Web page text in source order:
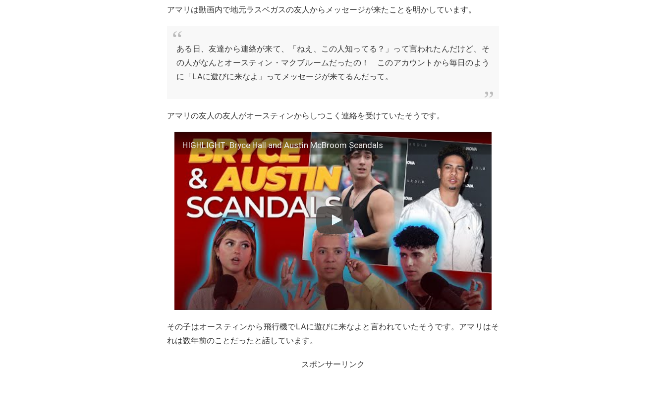
アマリは動画内で地元ラスベガスの友人からメッセージが来たことを明かしています。
ある日、友達から連絡が来て、「ねえ、この人知ってる？」って言われたんだけど、そ
の人がなんとオースティン・マクブルームだったの！ このアカウントから毎日のよう
に「LAに遊びに来なよ」ってメッセージが来てるんだって。
アマリの友人の友人がオースティンからしつこく連絡を受けていたそうです。
HIGHLIGHT: Bryce Hall and Austin McBroom Scandals
その子はオースティンから飛行機でLAに遊びに来なよと言われていたそうです。アマリはそ
れは数年前のことだったと話しています。
スポンサーリンク